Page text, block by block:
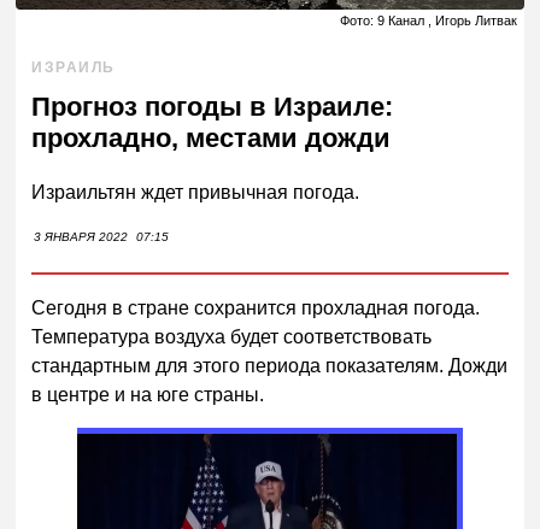
Фото: 9 Канал , Игорь Литвак
ИЗРАИЛЬ
Прогноз погоды в Израиле:
прохладно, местами дожди
Израильтян ждет привычная погода.
3 ЯНВАРЯ 2022 07:15
Сегодня в стране сохранится прохладная погода.
Температура воздуха будет соответствовать
стандартным для этого периода показателям. Дожди
в центре и на юге страны.